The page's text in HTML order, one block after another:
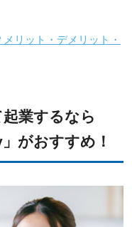
リット・デメリット・
業するなら
がおすすめ！